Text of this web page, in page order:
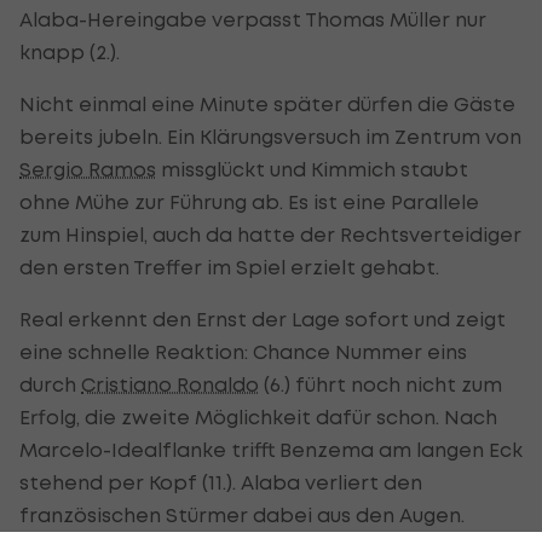
Alaba-Hereingabe verpasst Thomas Müller nur
knapp (2.).
Nicht einmal eine Minute später dürfen die Gäste
bereits jubeln. Ein Klärungsversuch im Zentrum von
Sergio Ramos missglückt und Kimmich staubt
ohne Mühe zur Führung ab. Es ist eine Parallele
zum Hinspiel, auch da hatte der Rechtsverteidiger
den ersten Treffer im Spiel erzielt gehabt.
Real erkennt den Ernst der Lage sofort und zeigt
eine schnelle Reaktion: Chance Nummer eins
durch Cristiano Ronaldo (6.) führt noch nicht zum
Erfolg, die zweite Möglichkeit dafür schon. Nach
Marcelo-Idealflanke trifft Benzema am langen Eck
stehend per Kopf (11.). Alaba verliert den
französischen Stürmer dabei aus den Augen.